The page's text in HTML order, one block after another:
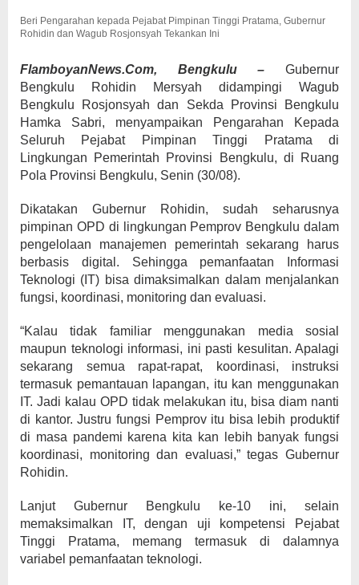
Beri Pengarahan kepada Pejabat Pimpinan Tinggi Pratama, Gubernur
Rohidin dan Wagub Rosjonsyah Tekankan Ini
FlamboyanNews.Com, Bengkulu – Gubernur
Bengkulu Rohidin Mersyah didampingi Wagub
Bengkulu Rosjonsyah dan Sekda Provinsi Bengkulu
Hamka Sabri, menyampaikan Pengarahan Kepada
Seluruh Pejabat Pimpinan Tinggi Pratama di
Lingkungan Pemerintah Provinsi Bengkulu, di Ruang
Pola Provinsi Bengkulu, Senin (30/08).
Dikatakan Gubernur Rohidin, sudah seharusnya
pimpinan OPD di lingkungan Pemprov Bengkulu dalam
pengelolaan manajemen pemerintah sekarang harus
berbasis digital. Sehingga pemanfaatan Informasi
Teknologi (IT) bisa dimaksimalkan dalam menjalankan
fungsi, koordinasi, monitoring dan evaluasi.
“Kalau tidak familiar menggunakan media sosial
maupun teknologi informasi, ini pasti kesulitan. Apalagi
sekarang semua rapat-rapat, koordinasi, instruksi
termasuk pemantauan lapangan, itu kan menggunakan
IT. Jadi kalau OPD tidak melakukan itu, bisa diam nanti
di kantor. Justru fungsi Pemprov itu bisa lebih produktif
di masa pandemi karena kita kan lebih banyak fungsi
koordinasi, monitoring dan evaluasi,” tegas Gubernur
Rohidin.
Lanjut Gubernur Bengkulu ke-10 ini, selain
memaksimalkan IT, dengan uji kompetensi Pejabat
Tinggi Pratama, memang termasuk di dalamnya
variabel pemanfaatan teknologi.